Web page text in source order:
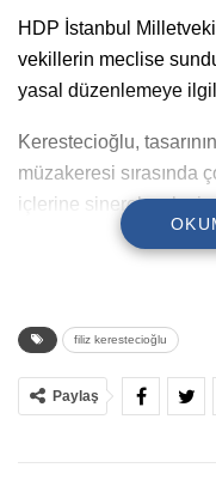
HDP İstanbul
vekillerin meclise
yasal düzenlemeye
Kerestecioğlu,
müzakeresi sırasında
içlerine sinerek çekmiş
anlatamadık,
isteyen, çocuk
kullandı.
Filiz Kerestecioğlu,
filiz kerestecioğlu
Paylaş